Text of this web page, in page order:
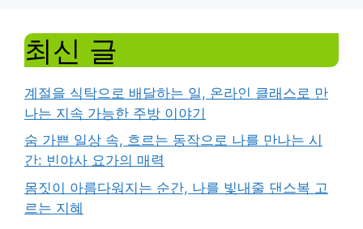
최신 글
계절을 식탁으로 배달하는 일, 온라인 클래스로 만
나는 지속 가능한 주방 이야기
숨 가쁜 일상 속, 흐르는 동작으로 나를 만나는 시
간: 빈야사 요가의 매력
몸짓이 아름다워지는 순간, 나를 빛내줄 댄스복 고
르는 지혜